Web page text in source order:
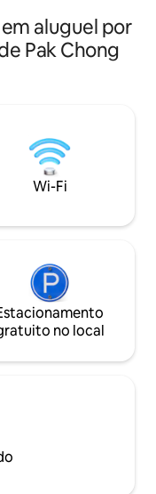
do
do pôr do sol e do
bonitos A vista
Localizado em
primeiro animal
não mais de 10 kg
aluguel por
Pak Chong
Wi-Fi
no local